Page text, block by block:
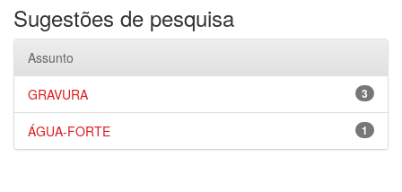
Sugestões de pesquisa
Assunto
3
GRAVURA
1
ÁGUA-FORTE